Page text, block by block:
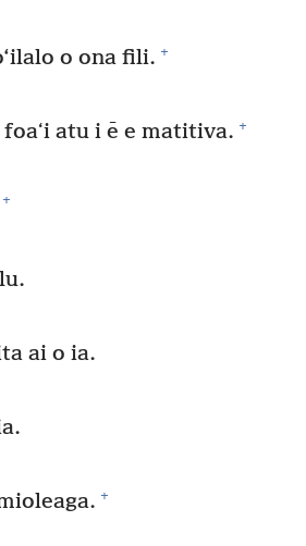
o ona fili. +
atu i ē e matitiva. +
+
ai o ia.
+